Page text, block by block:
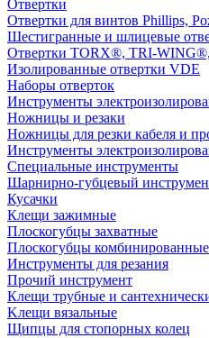
Отвертки
Отвертки для винтов Phillips,
Шестигранные и шлицевые
Отвертки TORX®, TRI-
Изолированные отвертки VDE
Наборы отверток
Инструменты
Ножницы и резаки
Ножницы для резки кабеля и
Инструменты
Специальные инструменты
Шарнирно-губцевый
Кусачки
Клещи зажимные
Плоскогубцы захватные
Плоскогубцы комбинированные
Инструменты для резания
Прочий инструмент
Клещи трубные и
Kлещи вязальные
Щипцы для стопорных колец